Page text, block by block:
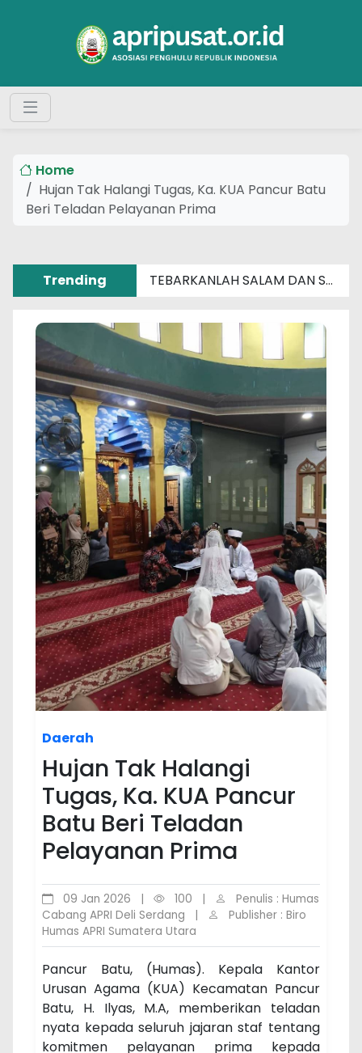
Home
Hujan Tak Halangi Tugas, Ka. KUA Pancur Batu
Beri Teladan Pelayanan Prima
Trending TEBARKANLAH SALAM DAN SENYUM SEBERAT APAPUN MASALAHMU
Daerah
Hujan Tak Halangi
Tugas, Ka. KUA Pancur
Batu Beri Teladan
Pelayanan Prima
09 Jan 2026 100
Penulis : Humas
Cabang APRI Deli Serdang
Publisher : Biro
Humas APRI Sumatera Utara
Pancur Batu, (Humas). Kepala Kantor
Urusan Agama (KUA) Kecamatan Pancur
Batu, H. Ilyas, M.A, memberikan teladan
nyata kepada seluruh jajaran staf tentang
komitmen pelayanan prima kepada